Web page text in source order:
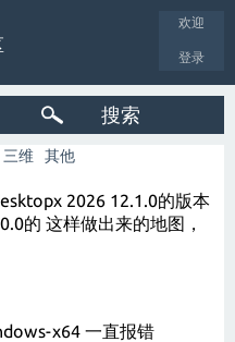
欢迎
登录
搜索
三维 其他
2026 12.1.0的版本
的 这样做出来的地图，
x64 一直报错